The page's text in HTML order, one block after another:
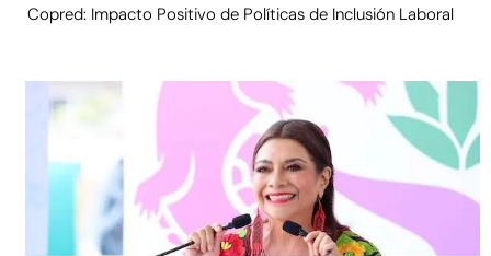
Copred: Impacto Positivo de Políticas de Inclusión Laboral